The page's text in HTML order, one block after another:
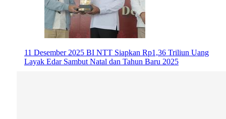
11 Desember 2025 BI NTT Siapkan Rp1,36 Triliun Uang
Layak Edar Sambut Natal dan Tahun Baru 2025